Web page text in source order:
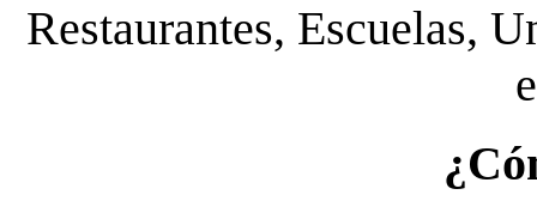
Restaurantes, Escuelas,